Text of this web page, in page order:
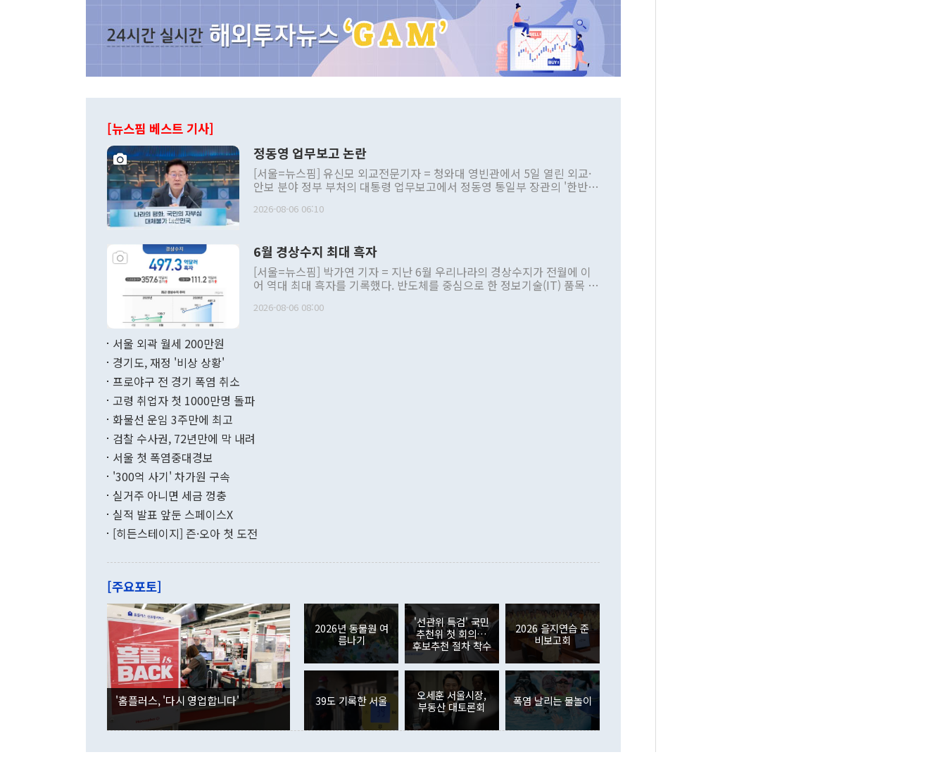
[뉴스핌 베스트 기사]
정동영 업무보고 논란
[서울=뉴스핌] 유신모 외교전문기자 = 청와대 영빈관에서 5일 열린 외교·
안보 분야 정부 부처의 대통령 업무보고에서 정동영 통일부 장관의 '한반도
발언 중에는 정부 내 조율을 거치지 않은 사안을 정책으로 추진하겠다고 공
주의적 희망에 근거한 비현실적 구상'이라는 비판을 내놨다. 그동안 정 장
관의 대북 정책 관련 발언이 물의를 빚은 적은 여러 번 있지만 대통령과 유
관 부처 장관이 공개적으로 부정적 입장을 표명한 것은 이례적이다. 정 장
관의 무리한 대북 접근법과 월권을 제어해야 한다는 목소리도 높아지고 있
다. [정동영 통일부 장관이 지난달 23일 오후 서울 종로구 정부서울청사에
무너졌다고도 했다. 또 "현 시점에서 흘러간 선(先)비핵화만 되뇌는 것은
함께 4자 대화의 동력을 확보하기 위해 최선을 다할 것"이라고 말했다. 하
"우리의 선의대로 하는 게 과연 한반도의 평화와 안정에 플러스냐, 결론적
관은 업무보고 사후 브리핑에서 정 장관이 언급한 '4자 회담'에 대해 "이상
이 9월 러시아 블라디보스토크에서 열리는 '동방경제포럼(EEF)'을 언급하
며 "정부 차원에서 (참석을) 검토하고 있다"고 발언한 데 대해서도 조 장관
은 "그것은 외교부의 몫"이라며 "아직 거기까지 진도가 나가지 않았다"고
잘랐다. 정 장관이 이날 소개한 대북 구상과 설명은 정부 내 조율을 거치지
않았다는 점에서 문제가 있다. 특히 주적 표현 대체와 국호 사용, 9·19 군
사합의 복원, 4자회담 추진 등은 통일부 장관이 결정할 사안이 아니어서 월
권이라는 지적이 나오고 있다. 이 대통령은 정 장관의 업무보고를 듣고 난
뒤 "여기 업무보고에 발표했다고 승인난 건 아니다"라고 재차 확인했다. 정
부의 한 소식통은 "정 장관의 발언 내용은 대부분 국가안전보장회의(NSC)
를 거쳐 결정된 사안이 아닌 정 장관의 개인적 생각에 가깝다"며 "안보 관
련 부처 장관이 정부의 공식 정책이 아닌 사안을 추진하겠다고 업무보고를
하고 대통령의 면전에서 '국군통수권자가 나서야 한다'고 주장한 것은 심각
2026-08-06 06:10
6월 경상수지 최대 흑자
[서울=뉴스핌] 박가연 기자 = 지난 6월 우리나라의 경상수지가 전월에 이
어 역대 최대 흑자를 기록했다. 반도체를 중심으로 한 정보기술(IT) 품목 수
료=한국은행] 한국은행이 6일 발표한 '2026년 6월 국제수지(잠정)'에 따르
며 월간 기준 처음으로 1000억달러를 넘어섰다. 상품수입은 644억8000만
196.9% 급증했고 컴퓨터·주변기기(SSD)는 282.7% 증가했다. IT 품목
수출은 160.4% 늘었으며 비IT 품목도 ▲석유제품(47.5%) ▲화공품
기록했지만 지식재산권사용료수지는 전월 흑자에서 4억4000만달러 적자
로 전환됐다. 본원소득수지는 배당소득을 중심으로 32억7000만달러 흑자
는 배당수입이 늘어난 데다 전월 분기배당에 따른 기저효과로 배당지급이
였던 올해 3월(369억9000만달러)을 넘어선 것이다. 직접투자에서는 내국
인의 해외투자가 80억1000만달러, 외국인의 국내투자가 46억3000만달러
각각 증가했다. 증권투자에서는 외국인의 국내 주식 매도세가 이어졌다. 외
국인의 국내 주식 투자는 차익실현 매도 등의 영향으로 316억1000만달러
감소하며 전월(-310억5000만달러)에 이어 역대 최대 순매도 기록을 다시
경신했다. 외국인의 국내 채권투자는 세계국채지수(WGBI) 자금 유입에도
분기 말 만기도래 영향으로 증가 폭이 줄어든 52억9000만달러를 기록했
다. 내국인의 해외 증권투자는 주식을 중심으로 35억6000만달러 증가했
다. eoyn2@newspim.com
2026-08-06 08:00
서울 외곽 월세 200만원
경기도, 재정 '비상 상황'
프로야구 전 경기 폭염 취소
고령 취업자 첫 1000만명 돌파
화물선 운임 3주만에 최고
검찰 수사권, 72년만에 막 내려
서울 첫 폭염중대경보
'300억 사기' 차가원 구속
실거주 아니면 세금 껑충
실적 발표 앞둔 스페이스X
[히든스테이지] 즌·오아 첫 도전
[주요포토]
'홈플러스, '다시 영업합니다'
2026년 동물원 여
름나기
'선관위 특검' 국민
추천위 첫 회의…
후보추천 절차 착수
2026 을지연습 준
비보고회
39도 기록한 서울
오세훈 서울시장,
부동산 대토론회
폭염 날리는 물놀이